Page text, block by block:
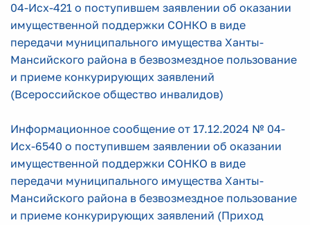
04-Исх-421 о поступившем заявлении об оказании
имущественной поддержки СОНКО в виде
передачи муниципального имущества Ханты-
Мансийского района в безвозмездное пользование
и приеме конкурирующих заявлений
(Всероссийское общество инвалидов)
Информационное сообщение от 17.12.2024 № 04-
Исх-6540 о поступившем заявлении об оказании
имущественной поддержки СОНКО в виде
передачи муниципального имущества Ханты-
Мансийского района в безвозмездное пользование
и приеме конкурирующих заявлений (Приход